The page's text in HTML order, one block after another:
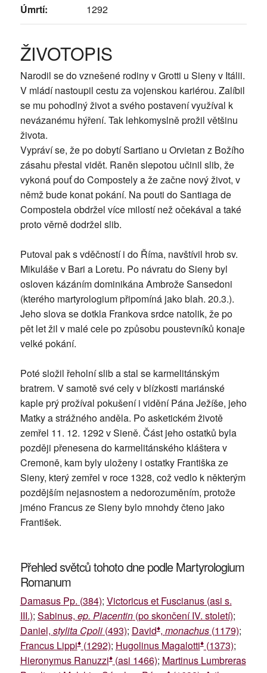
Úmrtí: 1292
ŽIVOTOPIS
Narodil se do vznešené rodiny v Grotti u Sieny v Itálii.
V mládí nastoupil cestu za vojenskou kariérou. Zalíbil
se mu pohodlný život a svého postavení využíval k
nevázanému hýření. Tak lehkomyslně prožil většinu
života.
Vypráví se, že po dobytí Sartiano u Orvietan z Božího
zásahu přestal vidět. Raněn slepotou učinil slib, že
vykoná pouť do Compostely a že začne nový život, v
němž bude konat pokání. Na pouti do Santiaga de
Compostela obdržel více milostí než očekával a také
proto věrně dodržel slib.
Putoval pak s vděčností i do Říma, navštívil hrob sv.
Mikuláše v Bari a Loretu. Po návratu do Sieny byl
osloven kázáním dominikána Ambrože Sansedoni
(kterého martyrologium připomíná jako blah. 20.3.).
Jeho slova se dotkla Frankova srdce natolik, že po
pět let žil v malé cele po způsobu poustevníků konaje
velké pokání.
Poté složil řeholní slib a stal se karmelitánským
bratrem. V samotě své cely v blízkosti mariánské
kaple prý prožíval pokušení i vidění Pána Ježíše, jeho
Matky a strážného anděla. Po asketickém životě
zemřel 11. 12. 1292 v Sieně. Část jeho ostatků byla
později přenesena do karmelitánského kláštera v
Cremoně, kam byly uloženy i ostatky Františka ze
Sieny, který zemřel v roce 1328, což vedlo k některým
pozdějším nejasnostem a nedorozuměním, protože
jméno Francus ze Sieny bylo mnohdy čteno jako
František.
Přehled světců tohoto dne podle Martyrologium
Romanum
Damasus Pp. (384); Victoricus et Fuscianus (asi s.
III.); Sabinus, ep. Placentin(po skončení IV. století);
Daniel, stylita Cpoli(493); David♦, monachus(1179);
Francus Lippi♦(1292); Hugolinus Magalotti♦(1373);
Hieronymus Ranuzzi♦(asi 1466); Martinus Lumbreras